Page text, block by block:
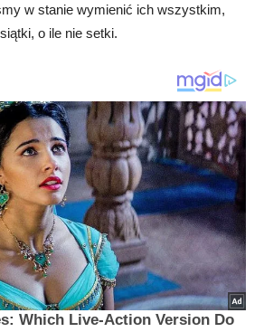
w stanie wymienić ich wszystkim,
o ile nie setki.